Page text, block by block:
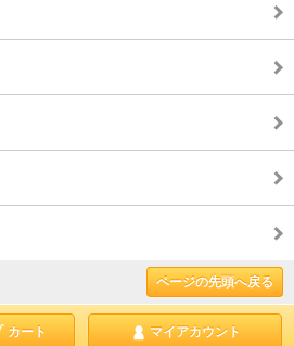
ページの先頭へ戻る
カート マイアカウント